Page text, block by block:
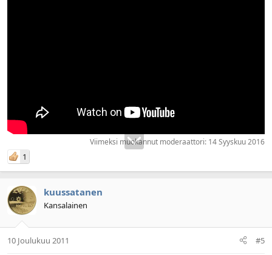
Viimeksi muokannut moderaattori: 14 Syyskuu 2016
1
kuussatanen
Kansalainen
10 Joulukuu 2011 #5